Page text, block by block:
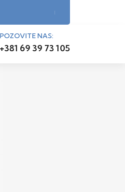
POZOVITE NAS:
+381 69 39 73 105